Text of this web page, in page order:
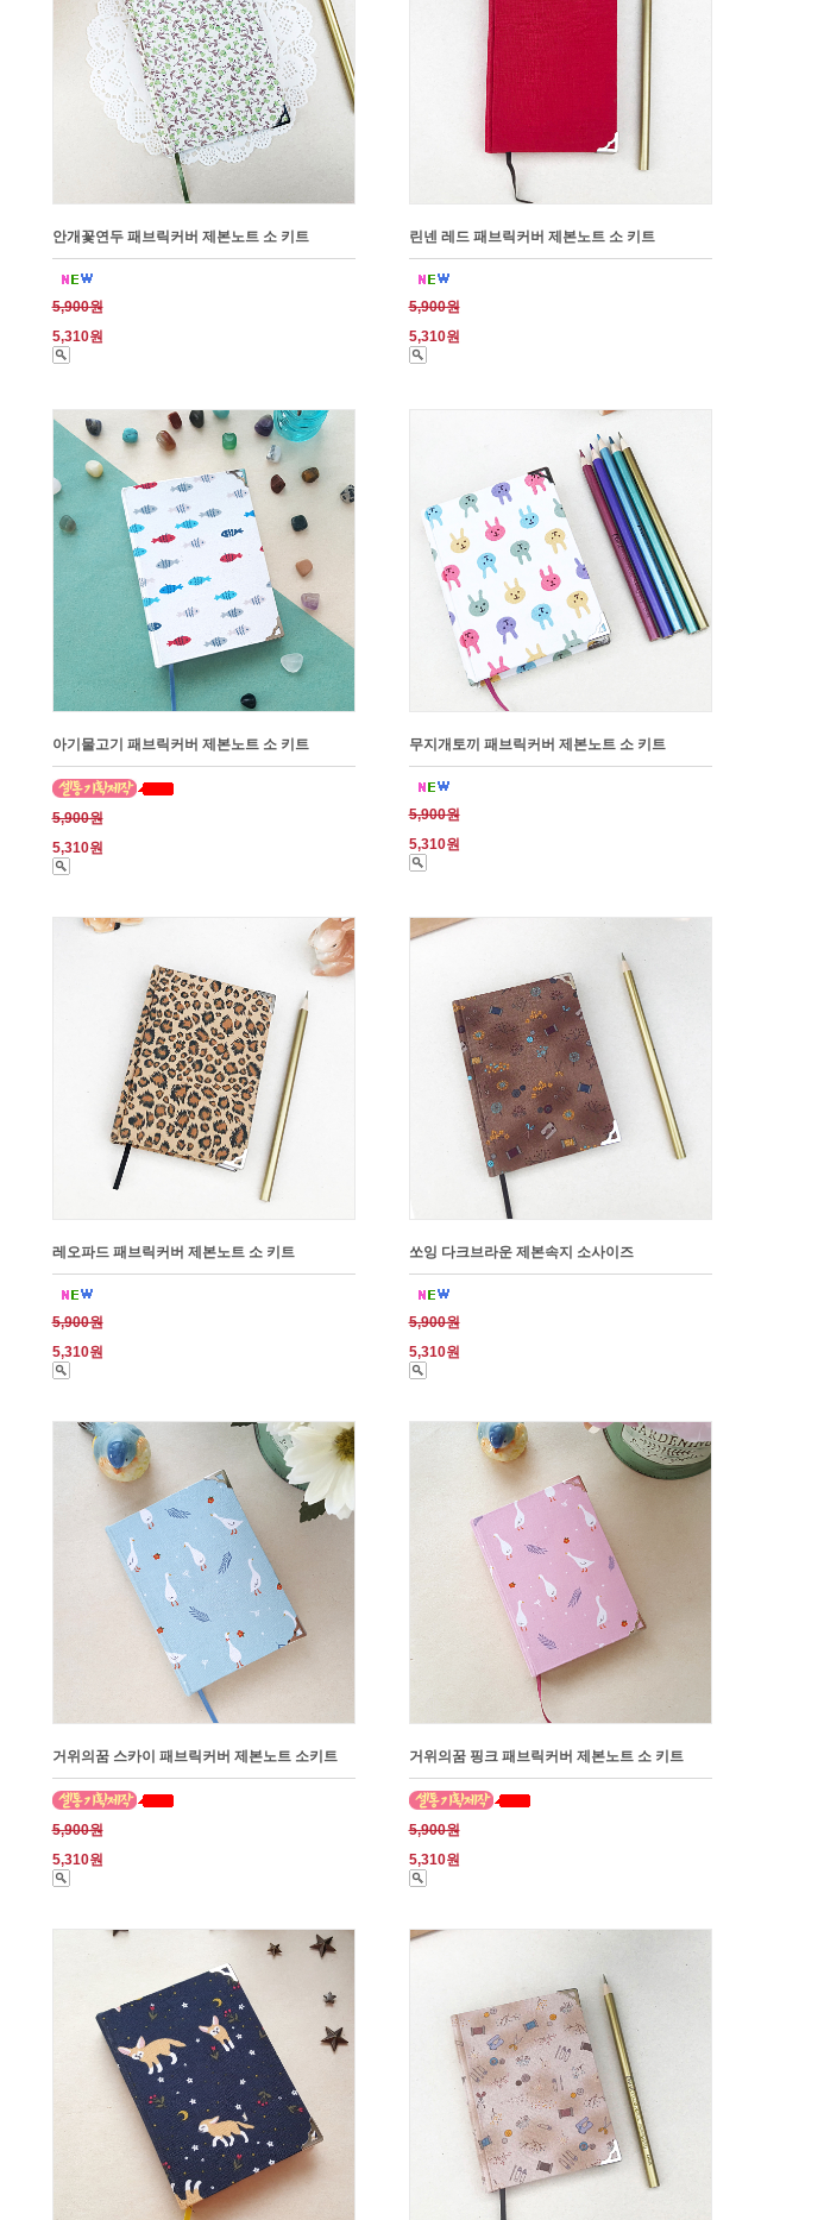
안개꽃연두 패브릭커버 제본노트 소 키트
5,900원
5,310원
린넨 레드 패브릭커버 제본노트 소 키트
5,900원
5,310원
아기물고기 패브릭커버 제본노트 소 키트
5,900원
5,310원
무지개토끼 패브릭커버 제본노트 소 키트
5,900원
5,310원
레오파드 패브릭커버 제본노트 소 키트
5,900원
5,310원
쏘잉 다크브라운 제본속지 소사이즈
5,900원
5,310원
거위의꿈 스카이 패브릭커버 제본노트 소키트
5,900원
5,310원
거위의꿈 핑크 패브릭커버 제본노트 소 키트
5,900원
5,310원